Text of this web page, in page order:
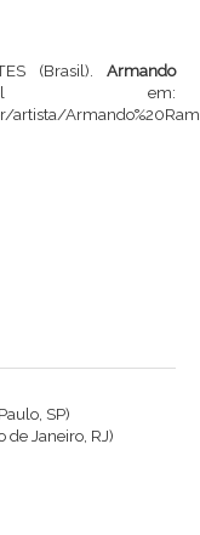
(Brasil).Armando
em:
artista/
SP)
de Janeiro, RJ)